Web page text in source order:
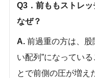
Q3．前ももストレッ
なぜ？
A.前過重の方は、股
い配列”になってい
とで前側の圧が増え